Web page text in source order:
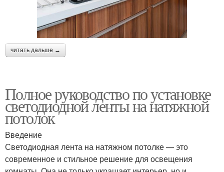
читать дальше →
Полное руководство по установке
светодиодной ленты на натяжной
потолок
Введение
Светодиодная лента на натяжном потолке — это
современное и стильное решение для освещения